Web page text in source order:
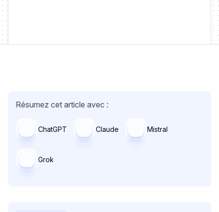
Résumez cet article avec :
ChatGPT Claude Mistral
Grok